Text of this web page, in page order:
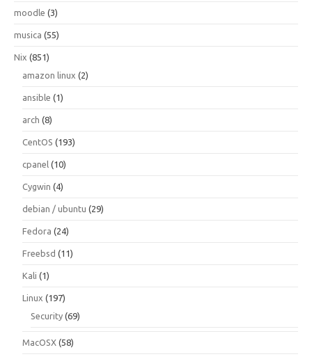
moodle (3)
musica (55)
Nix (851)
amazon linux (2)
ansible (1)
arch (8)
CentOS (193)
cpanel (10)
Cygwin (4)
debian / ubuntu (29)
Fedora (24)
Freebsd (11)
Kali (1)
Linux (197)
Security (69)
MacOSX (58)